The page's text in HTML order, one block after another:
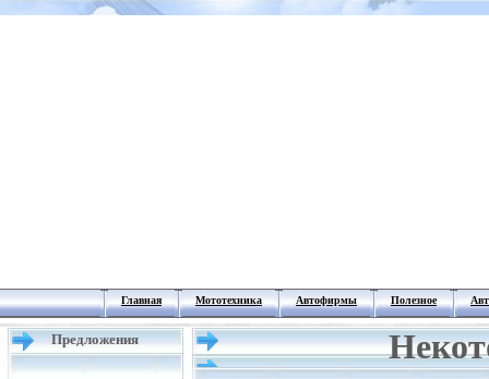
Главная Мототехника Автофирмы Полезное
Предложения